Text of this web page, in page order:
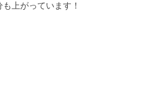
上がっています！